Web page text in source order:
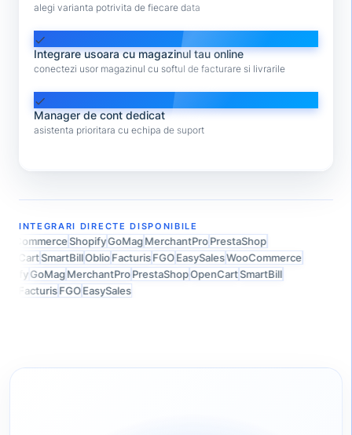
alegi varianta potrivita de fiecare data
check
Integrare usoara cu magazinul tau online
conectezi usor magazinul cu softul de facturare si livrarile
check
Manager de cont dedicat
asistenta prioritara cu echipa de suport
INTEGRARI DIRECTE DISPONIBILE
ShopifyGoMagMerchantProPrestaShop
SmartBillOblioFacturisFGOEasySalesWooCommerce
GoMagMerchantProPrestaShopOpenCartSmartBill
FacturisFGOEasySales